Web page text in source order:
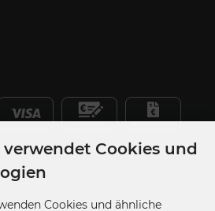
verwendet Cookies und
Cookies und ähnliche